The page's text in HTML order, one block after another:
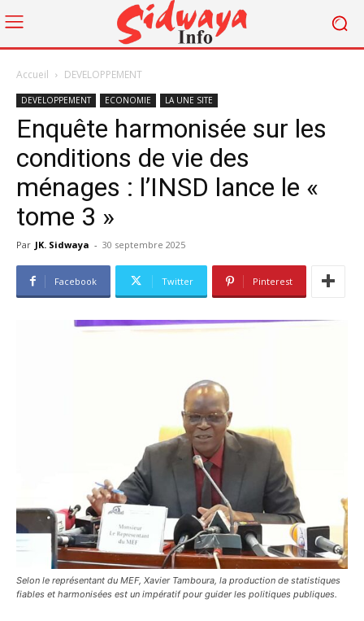
Accueil DEVELOPPEMENT
DEVELOPPEMENT ECONOMIE LA UNE SITE
Enquête harmonisée sur les
conditions de vie des
ménages : l’INSD lance le «
tome 3 »
Par JK. Sidwaya - 30 septembre 2025
Facebook Twitter Pinterest
Selon le représentant du MEF, Xavier Tamboura, la production de statistiques
fiables et harmonisées est un impératif pour guider les politiques publiques.